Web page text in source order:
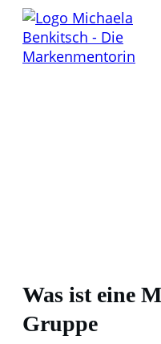
Was ist eine
Gruppe